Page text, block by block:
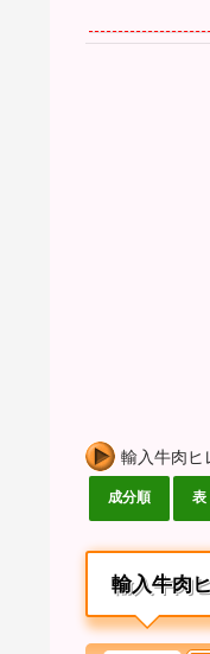
輸入牛肉ヒ
輸入牛肉